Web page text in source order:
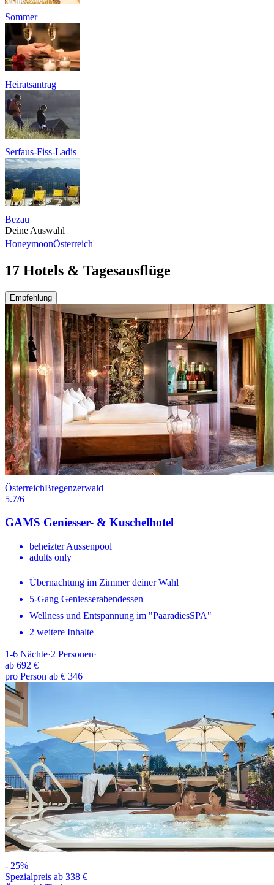
Sommer
Heiratsantrag
Serfaus-Fiss-Ladis
Bezau
Deine Auswahl
HoneymoonÖsterreich
17 Hotels & Tagesausflüge
Empfehlung
ÖsterreichBregenzerwald
5.7/6
GAMS Geniesser- & Kuschelhotel
beheizter Aussenpool
adults only
Übernachtung im Zimmer deiner Wahl
5-Gang Geniesserabendessen
Wellness und Entspannung im "PaaradiesSPA"
2 weitere Inhalte
1-6 Nächte·2 Personen·
ab 692 €
pro Person ab € 346
- 25%
Spezialpreis ab 338 €